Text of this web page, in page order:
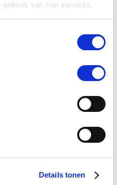
van hun services.
Details tonen
Paardendrogist
tot huid- en
is samengesteld met
te bieden.
van zijn
van De Paardendrogist
worden alle
te zorgen voor veiligheid,